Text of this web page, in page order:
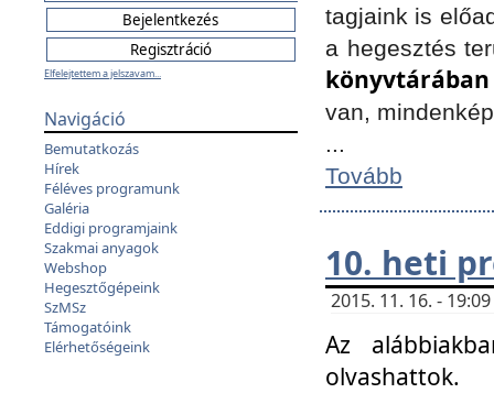
Elfelejtettem a jelszavam...
Navigáció
Bemutatkozás
Hírek
Féléves programunk
Galéria
Eddigi programjaink
Szakmai anyagok
Webshop
Hegesztőgépeink
SzMSz
Támogatóink
Elérhetőségeink
tagjaink is
a hegesztés
könyvtárában
van,
...
Tovább
10. heti
2015. 11. 16. -
Az
olvashattok.